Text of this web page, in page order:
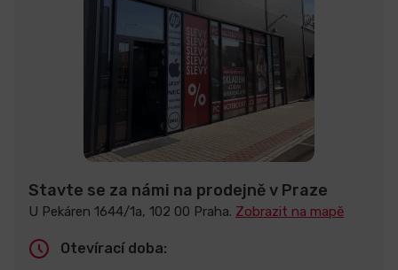
Stavte se za námi na prodejně v Praze
U Pekáren 1644/1a, 102 00 Praha. Zobrazit na mapě
Otevírací doba: